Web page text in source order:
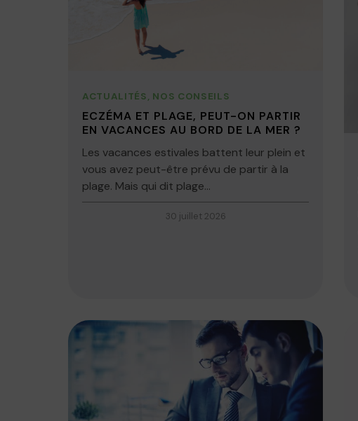
ACTUALITÉS, NOS CONSEILS
ECZÉMA ET PLAGE, PEUT-ON PARTIR
EN VACANCES AU BORD DE LA MER ?
Les vacances estivales battent leur plein et
vous avez peut-être prévu de partir à la
plage. Mais qui dit plage...
30 juillet 2026